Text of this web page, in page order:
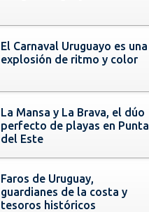
El Carnaval Uruguayo es una
explosión de ritmo y color
La Mansa y La Brava, el dúo
perfecto de playas en Punta
del Este
Faros de Uruguay,
guardianes de la costa y
tesoros históricos